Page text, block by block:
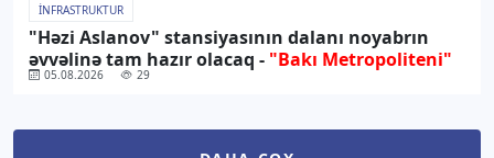
İNFRASTRUKTUR
"Həzi Aslanov" stansiyasının dalanı noyabrın
əvvəlinə tam hazır olacaq - "Bakı Metropoliteni"
05.08.2026 29